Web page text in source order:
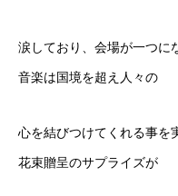
涙しており、会場が一つに
音楽は国境を超え人々の
心を結びつけてくれる事を
花束贈呈のサプライズが